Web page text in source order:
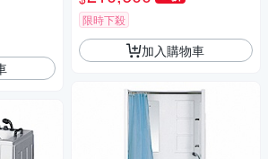
限時下殺
加入購物車